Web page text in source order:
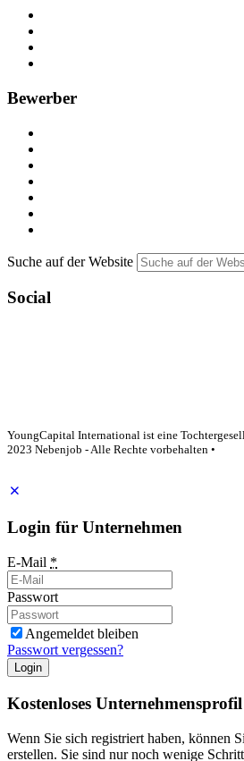
Bewerber
Suche auf der Website
Social
YoungCapital International ist eine
2023 Nebenjob - Alle Rechte vorbehalten •
Login für Unternehmen
E-Mail *
Passwort
Angemeldet bleiben
Passwort vergessen?
Login
Kostenloses Unternehmensprofil
Wenn Sie sich registriert haben, können
erstellen. Sie sind nur noch wenige